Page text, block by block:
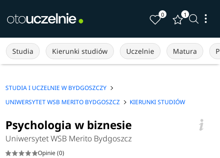
0 1
Studia Kierunki studiów Uczelnie Matura
STUDIA I UCZELNIE W BYDGOSZCZY
UNIWERSYTET WSB MERITO BYDGOSZCZ
KIERUNKI STUDIÓW
Psychologia w biznesie
Uniwersytet WSB Merito Bydgoszcz
Opinie (0)